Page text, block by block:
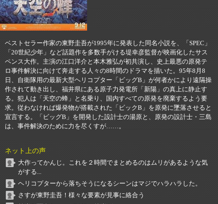
ベストセラー作家の東野圭吾が1995年に発表した同名小説を、「SPEC」
「20世紀少年」など話題作を多数手がける堤幸彦監督が映画化したサス
ペンス大作。主演の江口洋介と本木雅弘が初共演し、史上最悪の原発テ
ロ事件解決に向けて奔走する人々の8時間のドラマを描いた。95年8月8
日、自衛隊用の最新大型ヘリコプター「ビッグB」が何者かにより遠隔操
作されて動き出し、福井県にある原子力発電所「新陽」の真上に静止す
る。犯人は「天空の蜂」と名乗り、国内すべての原発を廃棄するよう要
求。従わなければ爆発物が搭載された「ビックB」を原発に墜落させると
宣言する。「ビッグB」を開発した設計士の湯原と、原発の設計士・三島
は、事件解決のために力を尽くすが……。
ネット上の声
大作ってかんじ。これを２時間でまとめるのはムリがあるような気
がする...
ヘリコプターから落ちそうになるシーンはマジでハラハラした。
さすが東野圭吾！様々な要素が見事に絡合う